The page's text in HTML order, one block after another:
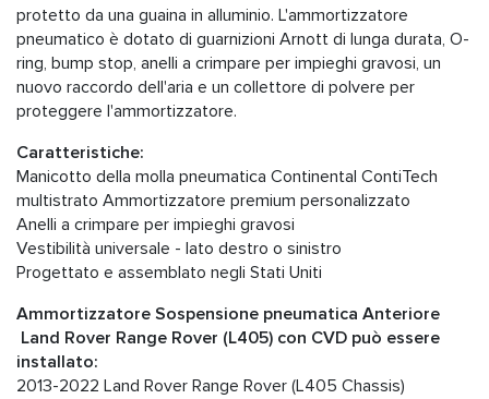
protetto da una guaina in alluminio. L'ammortizzatore
pneumatico è dotato di guarnizioni Arnott di lunga durata, O-
ring, bump stop, anelli a crimpare per impieghi gravosi, un
nuovo raccordo dell'aria e un collettore di polvere per
proteggere l'ammortizzatore.
Caratteristiche:
Manicotto della molla pneumatica Continental ContiTech
multistrato Ammortizzatore premium personalizzato
Anelli a crimpare per impieghi gravosi
Vestibilità universale - lato destro o sinistro
Progettato e assemblato negli Stati Uniti
Ammortizzatore Sospensione pneumatica Anteriore
Land Rover Range Rover (L405) con CVD può essere
installato:
2013-2022 Land Rover Range Rover (L405 Chassis)